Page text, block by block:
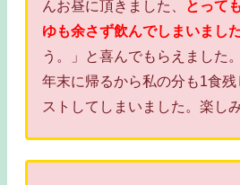
んお昼に頂きました、
とって
ゆも余さず飲んでしまいまし
う。」と喜んでもらえました。
年末に帰るから私の分も1食
ストしてしまいました。楽しみ